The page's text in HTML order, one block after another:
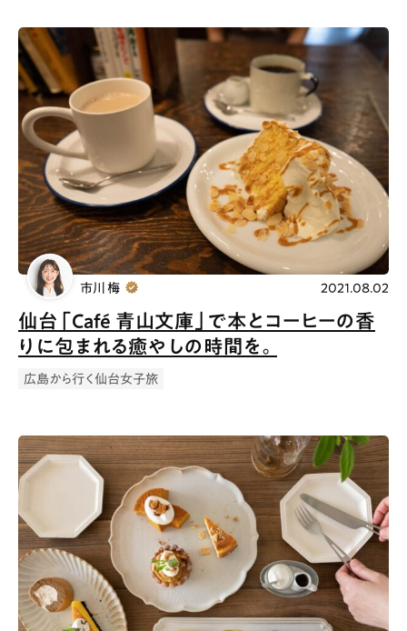
仙台「Café 青山文庫」で本とコーヒーの香
りに包まれる癒やしの時間を。
広島から行く仙台女子旅
市川 梅 2021.08.02